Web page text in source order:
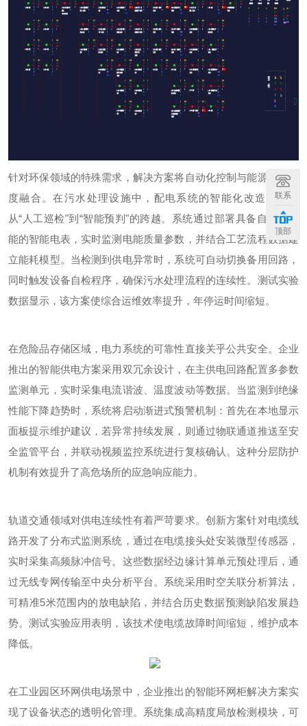
针对环保领域的特殊需求，解决方案将自动化控制与能源管理深
度融合。在污水处理设施中，配电系统的智能化改造实现了
从“人工巡检"到“智能预判"的跨越。系统通过部署具备自校准功
能的智能电表，实时监测电能质量参数，并结合工艺流程数据建
立能耗模型。当检测到供电异常时，系统可自动切换备用回路，
同时触发设备自检程序，确保污水处理流程的连续性。 测试实验
数据显示，该方案使综合运维效率提升，年停运时间缩短。
在危险品存储区域，电力系统的可靠性直接关乎公共安全。企业
推出的智能供电方案采用双冗余设计，在主供电回路配置多参数
监测单元，实时采集电流谐波、温度波动等数据。当监测到绝缘
性能下降趋势时，系统将启动渐进式预警机制：首先在本地显示
面板提示维护建议，若异常持续发展，则通过物联通道推送至安
全监管平台，并联动视频监控系统进行复核确认。这种分层防护
机制有效提升了高危场所的应急响应能力。
轨道交通领域对供电连续性有着严苛要求。创新方案针对电缆线
路开发了分布式监测系统，通过在电缆接头处安装微型传感器，
实时采集高频脉冲信号。这些数据经边缘计算单元预处理后，通
过无线专网传输至中央分析平台。系统采用时空关联分析算法，
可精准5米范围内的放电缺陷，并结合历史数据预测缺陷发展趋
势。测试实验应用表明，该技术使电缆故障时间缩短，维护成本
降低。
在工业园区环网供电场景中，企业推出的智能环网柜解决方案实
现了设备状态的透明化管理。系统集成高精度局放检测模块，可
联系
顶部